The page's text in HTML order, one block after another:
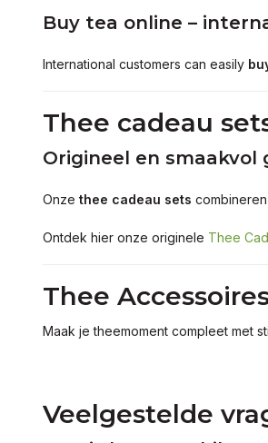
Buy tea online –
International customers can easily
Thee cadeau
Origineel en smaakvol
Onze thee cadeau sets
Ontdek hier onze originele Thee
Thee
Maak je theemoment compleet met
Veelgestelde